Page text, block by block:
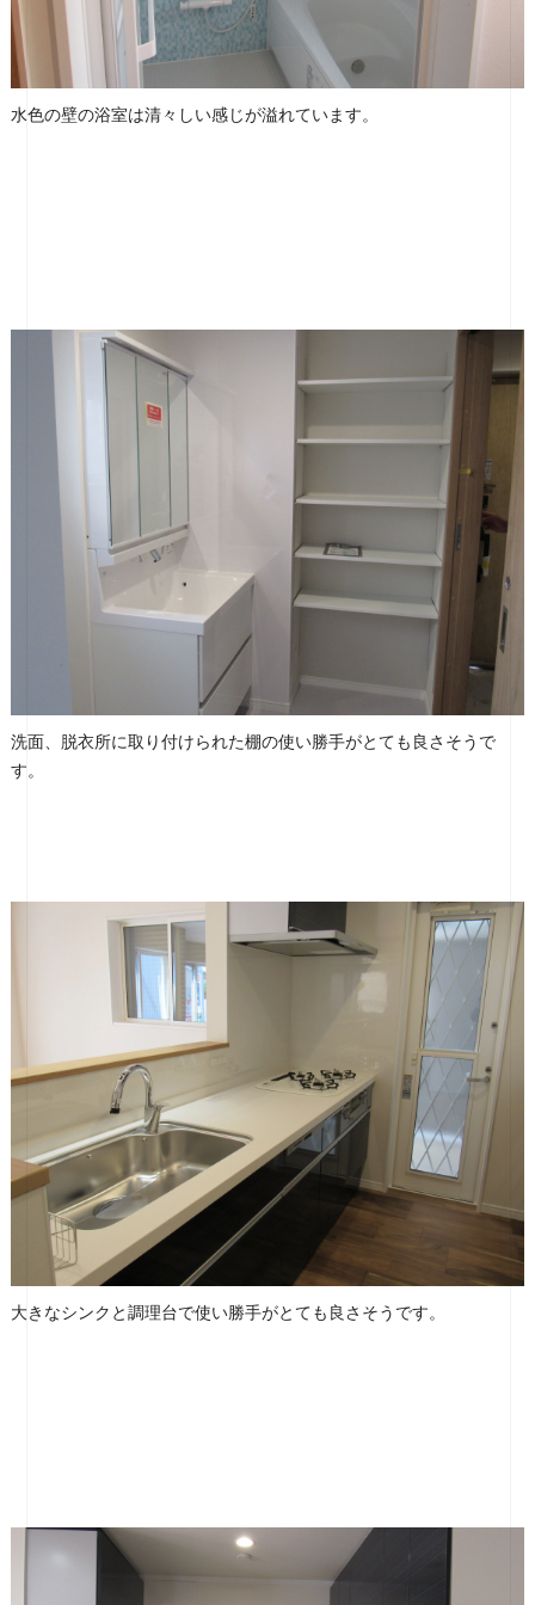
水色の壁の浴室は清々しい感じが溢れています。
洗面、脱衣所に取り付けられた棚の使い勝手がとても良さそうで
す。
大きなシンクと調理台で使い勝手がとても良さそうです。